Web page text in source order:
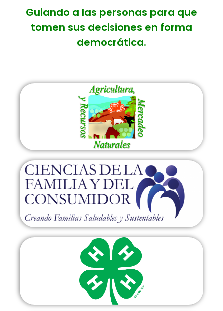
Guiando a las personas para que
tomen sus decisiones en forma
democrática.
AMRN
CFC
4H